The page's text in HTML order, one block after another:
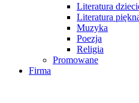
Literatura
Literatura
Muzyka
Poezja
Religia
Promowane
Firma